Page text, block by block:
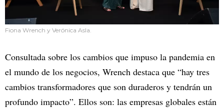
Fiona Wrench y Verónica Asla.
Consultada sobre los cambios que impuso la pandemia en
el mundo de los negocios, Wrench destaca que “hay tres
cambios transformadores que son duraderos y tendrán un
profundo impacto”. Ellos son: las empresas globales están